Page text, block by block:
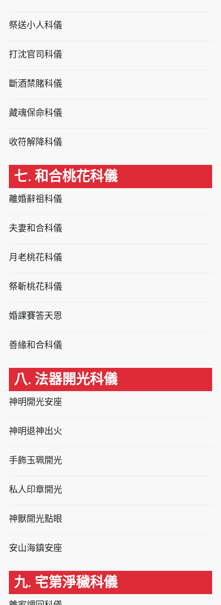
祭送小人科儀
打沈官司科儀
斷酒禁賭科儀
藏魂保命科儀
收符解降科儀
七. 和合桃花科儀
離婚辭祖科儀
夫妻和合科儀
月老桃花科儀
祭斬桃花科儀
婚課賽答天恩
善緣和合科儀
八. 法器開光科儀
神明開光安座
神明退神出火
手飾玉珮開光
私人印章開光
神獸開光點眼
安山海鎮安座
九. 宅第淨穢科儀